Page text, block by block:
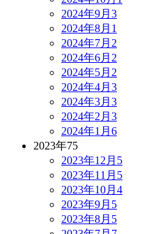
2024年9月 3
2024年8月 1
2024年7月 2
2024年6月 2
2024年5月 2
2024年4月 3
2024年3月 3
2024年2月 3
2024年1月 6
2023年75
2023年12月 5
2023年11月 5
2023年10月 4
2023年9月 5
2023年8月 5